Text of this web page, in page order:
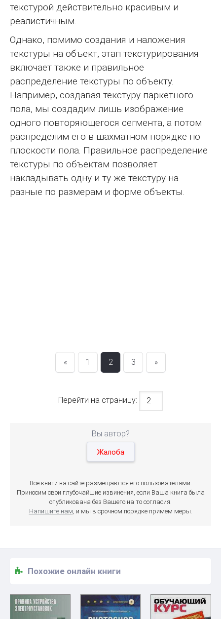
текстурой действительно красивым и
реалистичным.
Однако, помимо создания и наложения
текстуры на объект, этап текстурирования
включает также и правильное
распределение текстуры по объекту.
Например, создавая текстуру паркетного
пола, мы создадим лишь изображение
одного повторяющегося сегмента, а потом
распределим его в шахматном порядке по
плоскости пола. Правильное распределение
текстуры по объектам позволяет
накладывать одну и ту же текстуру на
разные по размерам и форме объекты.
« 1 2 3 »
Перейти на страницу:
Вы автор?
Жалоба
Все книги на сайте размещаются его пользователями.
Приносим свои глубочайшие извинения, если Ваша книга была
опубликована без Вашего на то согласия.
Напишите нам, и мы в срочном порядке примем меры.
Похожие онлайн книги